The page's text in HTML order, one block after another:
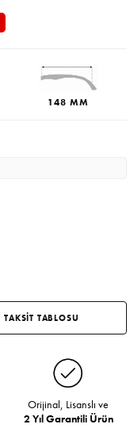
148 MM
TAKSİT TABLOSU
Orijinal, Lisanslı ve
2 Yıl Garantili Ürün